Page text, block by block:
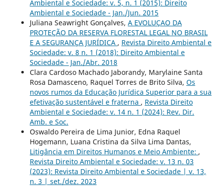
Ambiental e Sociedade: v. 5, n. 1 (2015): Direito
Ambiental e Sociedade - Jan./Jun. 2015
Juliana Seawright Gonçalves, A EVOLUÇAO DA
PROTEÇÃO DA RESERVA FLORESTAL LEGAL NO BRASIL
E A SEGURANÇA JURÍDICA , Revista Direito Ambiental e
Sociedade: v. 8 n. 1 (2018): Direito Ambiental e
Sociedade - Jan./Abr. 2018
Clara Cardoso Machado Jaborandy, Marylaine Santa
Rosa Damasceno, Raquel Torres de Brito Silva, Os
novos rumos da Educação Jurídica Superior para a sua
efetivação sustentável e fraterna , Revista Direito
Ambiental e Sociedade: v. 14 n. 1 (2024): Rev. Dir.
Amb. e Soc.
Oswaldo Pereira de Lima Junior, Edna Raquel
Hogemann, Luana Cristina da Silva Lima Dantas,
Litigância em Direitos Humanos e Meio Ambiente: ,
Revista Direito Ambiental e Sociedade: v. 13 n. 03
(2023): Revista Direito Ambiental e Sociedade | v. 13,
n. 3 | set./dez. 2023